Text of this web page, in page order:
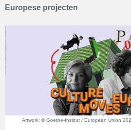
Europese projecten
Artwork: © Goethe-Institut / European Union